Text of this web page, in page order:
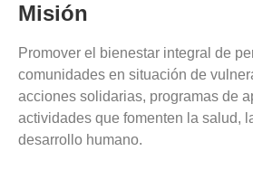
Misión
Promover el bienestar integral de
comunidades en situación de
acciones solidarias, programas de
actividades que fomenten la salud,
desarrollo humano.